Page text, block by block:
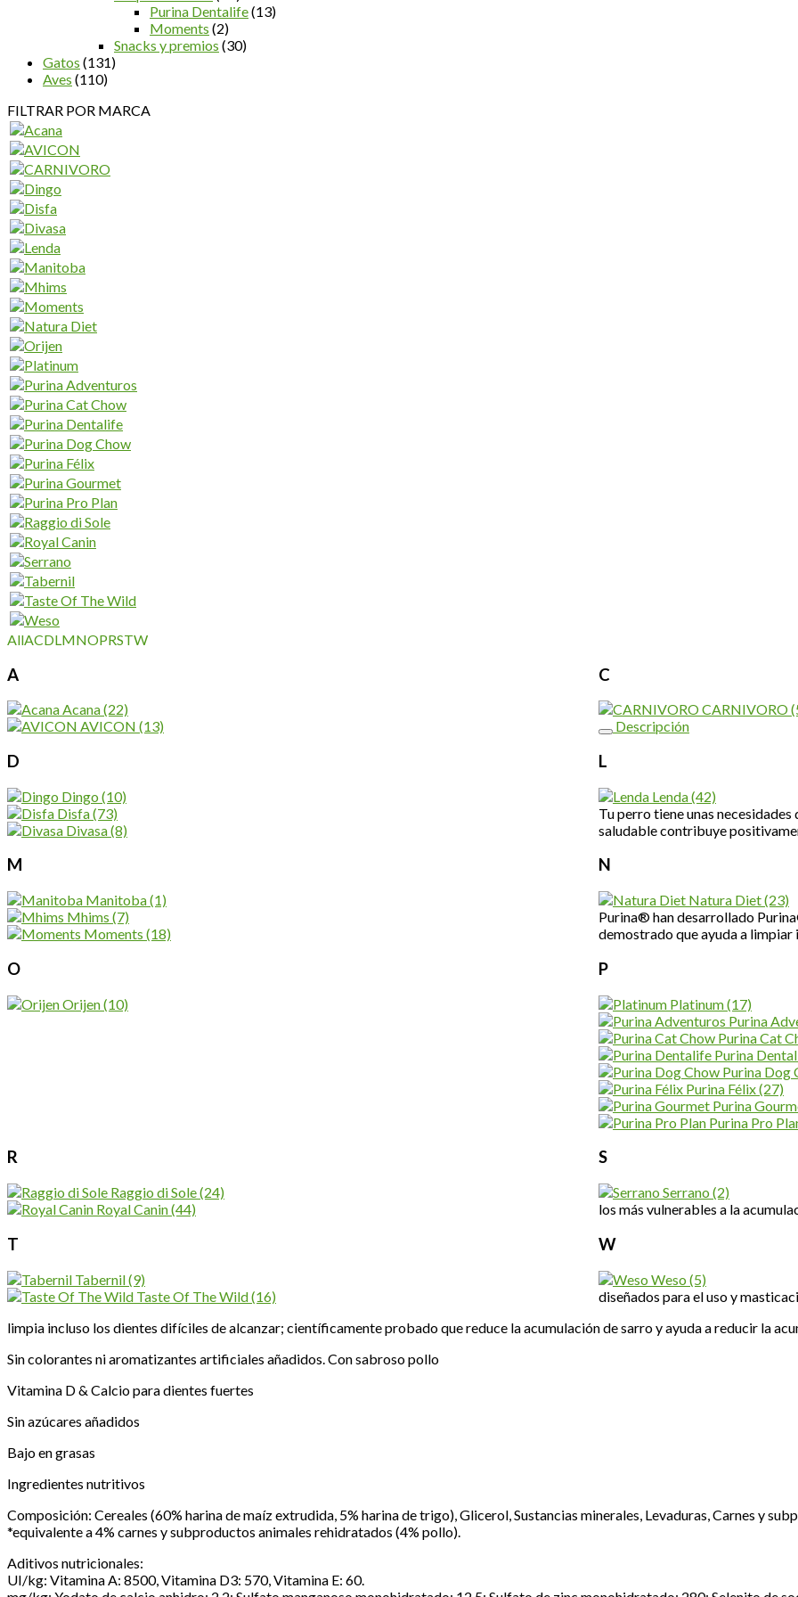
Purina Dentalife(13)
Moments (2)
Snacks y premios (30)
Gatos (131)
Aves (110)
FILTRAR POR MARCA
AllACDLMNOPRSTW
A
Acana(22)
AVICON (13)
C
CARNIVORO
D
Dingo (10)
Disfa(73)
Divasa(8)
L
Lenda(42)
M
Manitoba(1)
Mhims (7)
Moments (18)
N
Natura Diet(23)
O
Orijen(10)
P
Platinum(17)
Purina
Purina Cat
Purina
Purina Dog
Purina Félix(27)
Purina
Purina Pro
R
Raggio di Sole(24)
Royal Canin(44)
S
Serrano (2)
T
Tabernil(9)
Taste Of The Wild(16)
W
Weso (5)
Descripción
Tu perro tiene unas
saludable contribuye
Purina® han desarrollado
demostrado que ayuda a
los más vulnerables a la
diseñados para el uso y
limpia incluso los dientes difíciles de alcanzar; científicamente probado que reduce la acumulación de sarro y ayuda a reducir la
Sin colorantes ni aromatizantes artificiales añadidos. Con sabroso pollo
Vitamina D & Calcio para dientes fuertes
Sin azúcares añadidos
Bajo en grasas
Ingredientes nutritivos
Composición: Cereales (60% harina de maíz extrudida, 5% harina de trigo), Glicerol, Sustancias minerales, Levaduras, Carnes y
*equivalente a 4% carnes y subproductos animales rehidratados (4% pollo).
Aditivos nutricionales:
UI/kg: Vitamina A: 8500, Vitamina D3: 570, Vitamina E: 60.